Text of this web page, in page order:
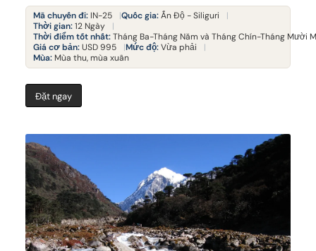
Mã chuyến đi: IN-25 Quốc gia:Ấn Độ - Siliguri
Thời gian:12 Ngày
Thời điểm tốt nhất:Tháng Ba-Tháng Năm và Tháng Chín-Tháng Mười
Giá cơ bản:USD 995 Mức độ:Vừa phải
Mùa: Mùa thu, mùa xuân
Đặt ngay